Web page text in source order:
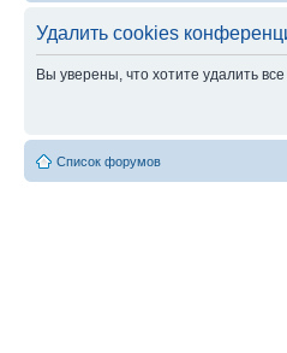
Удалить cookies
Вы уверены, что хотите удалить
Список форумов